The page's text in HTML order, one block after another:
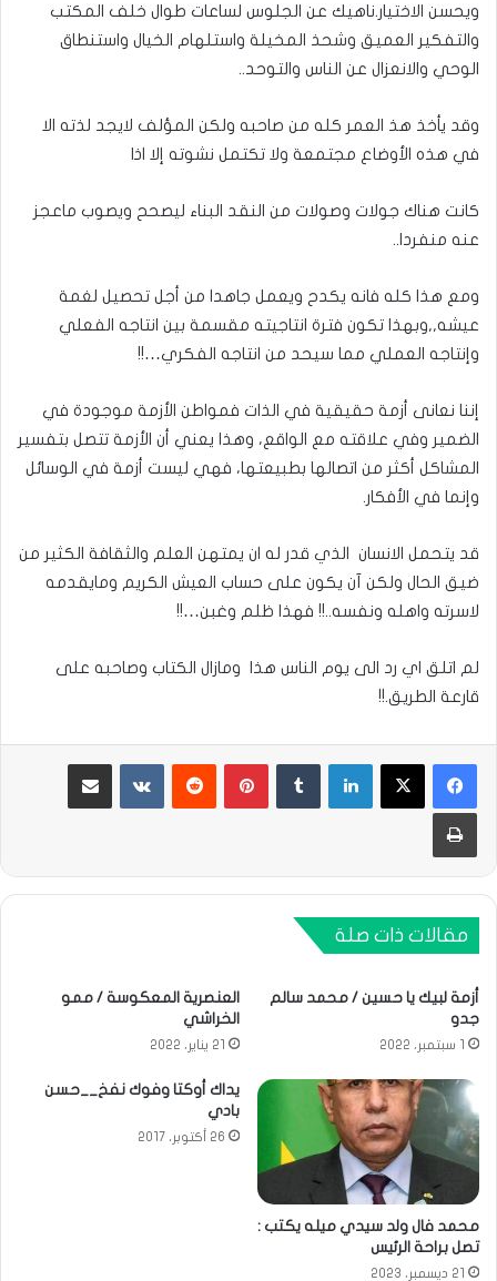
ويحسن الاختيار.ناهيك عن الجلوس لساعات طوال خلف المكتب
والتفكير العميق وشحذ المخيلة واستلهام الخيال واستنطاق
الوحي والانعزال عن الناس والتوحد..
وقد يأخذ هذ العمر كله من صاحبه ولكن المؤلف لايجد لذته الا
في هذه الأوضاع مجتمعة ولا تكتمل نشوته إلا اذا
كانت هناك جولات وصولات من النقد البناء ليصحح ويصوب ماعجز
عنه منفردا..
ومع هذا كله فانه يكدح ويعمل جاهدا من أجل تحصيل لغمة
عيشه,,وبهذا تكون فترة انتاجيته مقسمة بين انتاجه الفعلي
وإنتاجه العملي مما سيحد من انتاجه الفكري…!!
إننا نعانى أزمة حقيقية في الذات فمواطن الأزمة موجودة في
الضمير وفي علاقته مع الواقع، وهذا يعني أن الأزمة تتصل بتفسير
المشاكل أكثر من اتصالها بطبيعتها، فهي ليست أزمة في الوسائل
وإنما في الأفكار.
قد يتحمل الانسان الذي قدر له ان يمتهن العلم والثقافة الكثير من
ضيق الحال ولكن آن يكون على حساب العيش الكريم ومايقدمه
لاسرته واهله ونفسه..!! فهذا ظلم وغبن…!!
لم اتلق اي رد الى يوم الناس هذا ومازال الكتاب وصاحبه على
قارعة الطريق.!!
لينكدإن بينتيريست مشاركة عبر البريد
طباعة
مقالات ذات صلة
أزمة لبيك يا حسين / محمد سالم
جدو
1 سبتمبر، 2022
العنصرية المعكوسة / ممو
الخراشي
21 يناير، 2022
محمد فال ولد سيدي ميله يكتب :
تصل براحة الرئيس
21 ديسمبر، 2023
يداك أوكتا وفوك نفخ__حسن
بادي
26 أكتوبر، 2017